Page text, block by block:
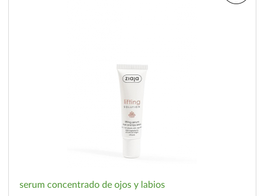
serum concentrado de ojos y labios